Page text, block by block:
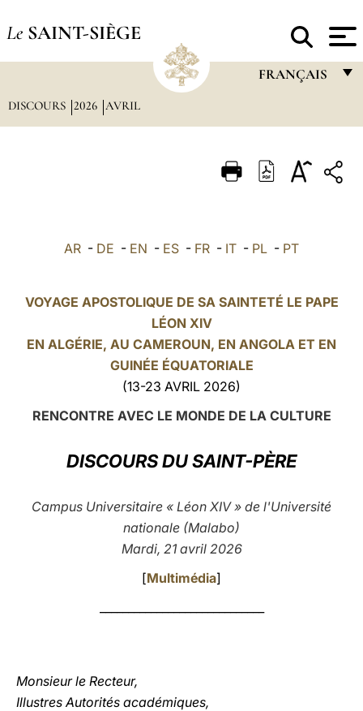
Le SAINT-SIÈGE
FRANÇAIS
ITALIANO
POLSKI
DISCOURS 2026 AVRIL
AR - DE - EN - ES - FR - IT - PL - PT
VOYAGE APOSTOLIQUE DE SA SAINTETÉ LE PAPE
LÉON XIV
EN ALGÉRIE, AU CAMEROUN, EN ANGOLA ET EN
GUINÉE ÉQUATORIALE
(13-23 AVRIL 2026)
RENCONTRE AVEC LE MONDE DE LA CULTURE
DISCOURS DU SAINT-PÈRE
Campus Universitaire « Léon XIV » de l'Université
nationale (Malabo)
Mardi, 21 avril 2026
[Multimédia]
Monsieur le Recteur,
Illustres Autorités académiques,